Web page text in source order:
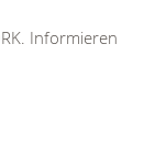
Informieren